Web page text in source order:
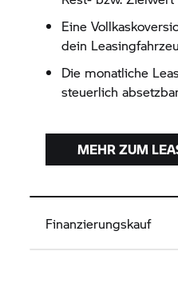
Eine
dein
Die monatliche
steuerlich
MEHR ZUM
Finanzierungskauf